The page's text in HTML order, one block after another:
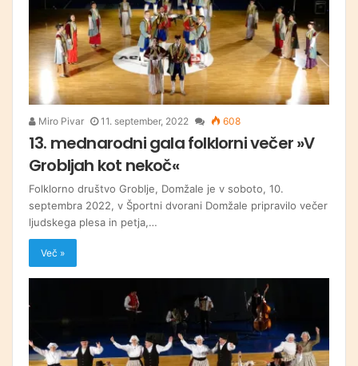
Miro Pivar 11. september, 2022 608
13. mednarodni gala folklorni večer »V
Grobljah kot nekoč«
Folklorno društvo Groblje, Domžale je v soboto, 10.
septembra 2022, v Športni dvorani Domžale pripravilo večer
ljudskega plesa in petja,…
Več »